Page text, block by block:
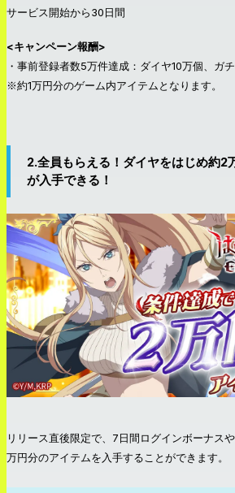
サービス開始から30日間
<キャンペーン報酬>
・事前登録者数5万件達成：ダイヤ10万個、ガ
※約1万円分のゲーム内アイテムとなります。
2.全員もらえる！ダイヤをはじめ約2
が入手できる！
リリース直後限定で、7日間ログインボーナス
万円分のアイテムを入手することができます。